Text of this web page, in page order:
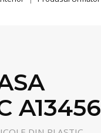
A13456